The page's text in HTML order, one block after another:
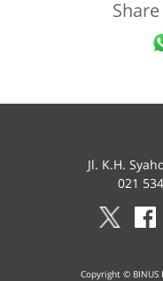
Jl. K.H.
021
Copyright ©